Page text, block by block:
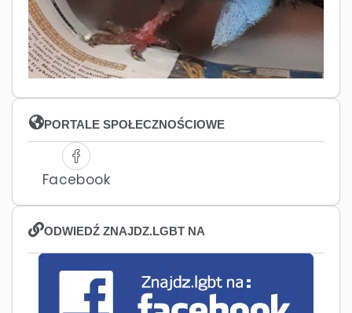
PORTALE SPOŁECZNOŚCIOWE
Facebook
ODWIEDŹ ZNAJDZ.LGBT NA